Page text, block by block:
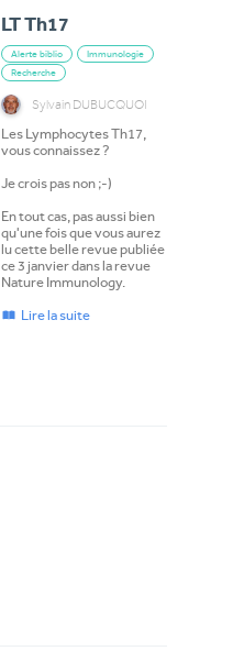
LT Th17
Alerte biblio
Immunologie
Recherche
Sylvain DUBUCQUOI
Les Lymphocytes Th17,
vous connaissez ?
Je crois pas non ;-)
En tout cas, pas aussi bien
qu'une fois que vous aurez
lu cette belle revue publiée
ce 3 janvier dans la revue
Nature Immunology.
Lire la suite